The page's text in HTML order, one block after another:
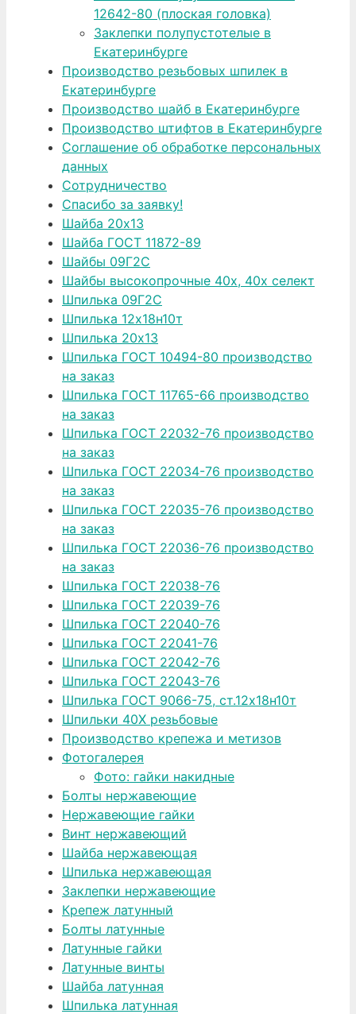
12642-80 (плоская головка)
Заклепки полупустотелые в
Екатеринбурге
Производство резьбовых шпилек в
Екатеринбурге
Производство шайб в Екатеринбурге
Производство штифтов в Екатеринбурге
Соглашение об обработке персональных
данных
Сотрудничество
Спасибо за заявку!
Шайба 20х13
Шайба ГОСТ 11872-89
Шайбы 09Г2С
Шайбы высокопрочные 40х, 40х селект
Шпилька 09Г2С
Шпилька 12х18н10т
Шпилька 20х13
Шпилька ГОСТ 10494-80 производство
на заказ
Шпилька ГОСТ 11765-66 производство
на заказ
Шпилька ГОСТ 22032-76 производство
на заказ
Шпилька ГОСТ 22034-76 производство
на заказ
Шпилька ГОСТ 22035-76 производство
на заказ
Шпилька ГОСТ 22036-76 производство
на заказ
Шпилька ГОСТ 22038-76
Шпилька ГОСТ 22039-76
Шпилька ГОСТ 22040-76
Шпилька ГОСТ 22041-76
Шпилька ГОСТ 22042-76
Шпилька ГОСТ 22043-76
Шпилька ГОСТ 9066-75, ст.12х18н10т
Шпильки 40Х резьбовые
Производство крепежа и метизов
Фотогалерея
Фото: гайки накидные
Болты нержавеющие
Нержавеющие гайки
Винт нержавеющий
Шайба нержавеющая
Шпилька нержавеющая
Заклепки нержавеющие
Крепеж латунный
Болты латунные
Латунные гайки
Латунные винты
Шайба латунная
Шпилька латунная